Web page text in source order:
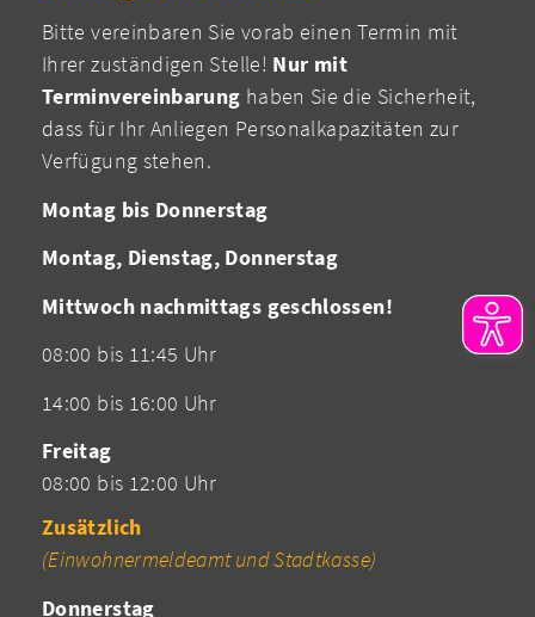
Bitte vereinbaren Sie vorab einen Termin mit
Ihrer zuständigen Stelle! Nur mit
Terminvereinbarung haben Sie die Sicherheit,
dass für Ihr Anliegen Personalkapazitäten zur
Verfügung stehen.
Montag bis Donnerstag
Montag, Dienstag, Donnerstag
Mittwoch nachmittags geschlossen!
08:00 bis 11:45 Uhr
14:00 bis 16:00 Uhr
Freitag
08:00 bis 12:00 Uhr
Zusätzlich
(Einwohnermeldeamt und Stadtkasse)
Donnerstag